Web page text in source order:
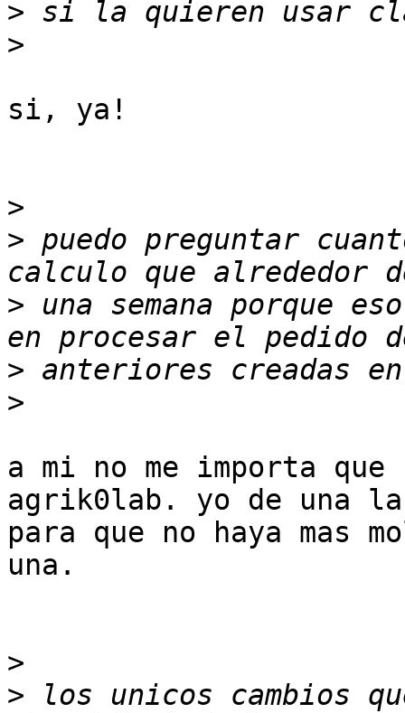
>
>
si, ya!
>
> puedo preguntar
> una semana porque
>
>
a mi no me importa
agrik0lab. yo de una
para que no haya mas
una.
>
> los unicos cambios